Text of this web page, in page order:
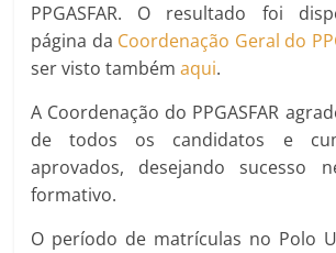
PPGASFAR. O resultado foi
página da Coordenação Geral do
ser visto tambémaqui.
A Coordenação do PPGASFAR
de todos os candidatos e
aprovados, desejando sucesso
formativo.
O período de matrículas no Polo